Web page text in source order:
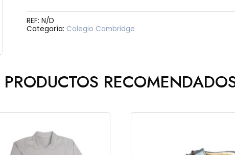
REF: N/D
Categoría: Colegio Cambridge
PRODUCTOS